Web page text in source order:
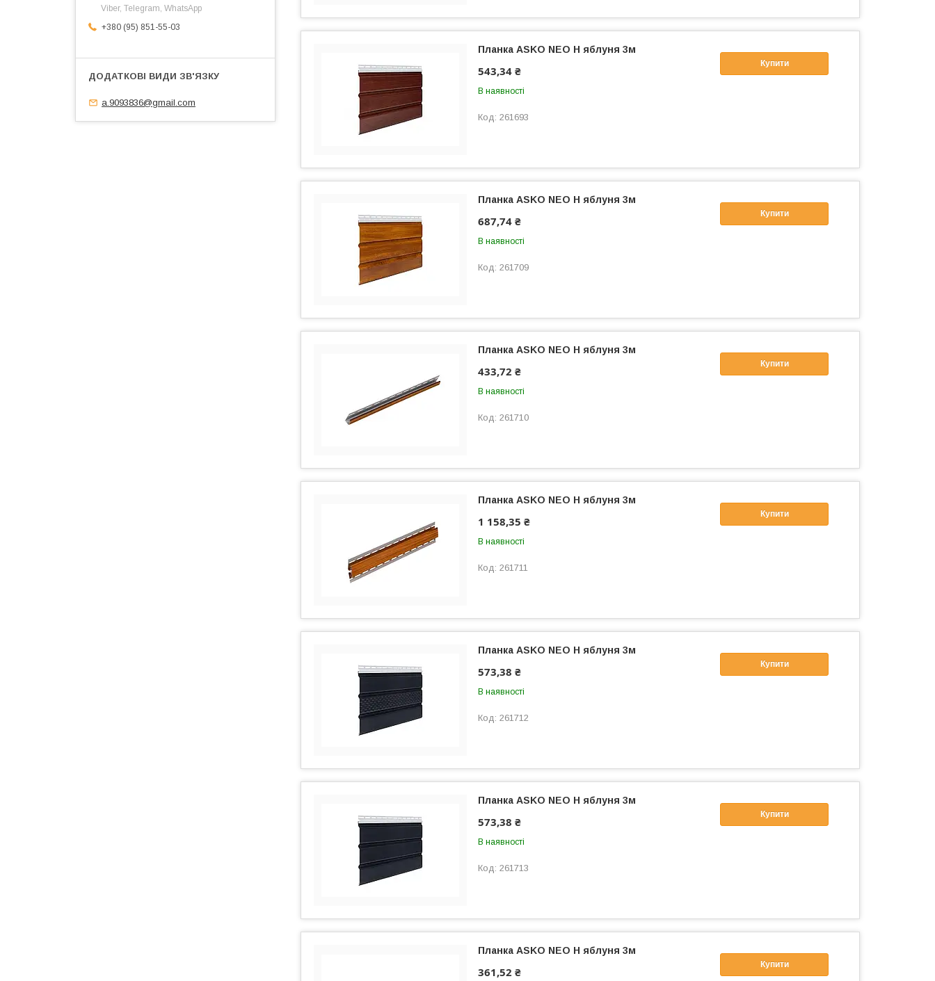
Купити
Планка ASKO NEO Н яблуня 3м
543,34 ₴
В наявності
261693
Купити
Планка ASKO NEO Н яблуня 3м
687,74 ₴
В наявності
261709
Купити
Планка ASKO NEO Н яблуня 3м
433,72 ₴
В наявності
261710
Купити
Планка ASKO NEO Н яблуня 3м
1 158,35 ₴
В наявності
261711
Купити
Планка ASKO NEO Н яблуня 3м
573,38 ₴
В наявності
261712
Купити
Планка ASKO NEO Н яблуня 3м
573,38 ₴
В наявності
261713
Купити
Планка ASKO NEO Н яблуня 3м
361,52 ₴
Viber, Telegram, WhatsApp
+380 (95) 851-55-03
a.9093836@gmail.com